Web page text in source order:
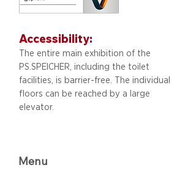
Accessibility:
The entire main exhibition of the
PS.SPEICHER, including the toilet
facilities, is barrier-free. The individual
floors can be reached by a large
elevator.
Menu